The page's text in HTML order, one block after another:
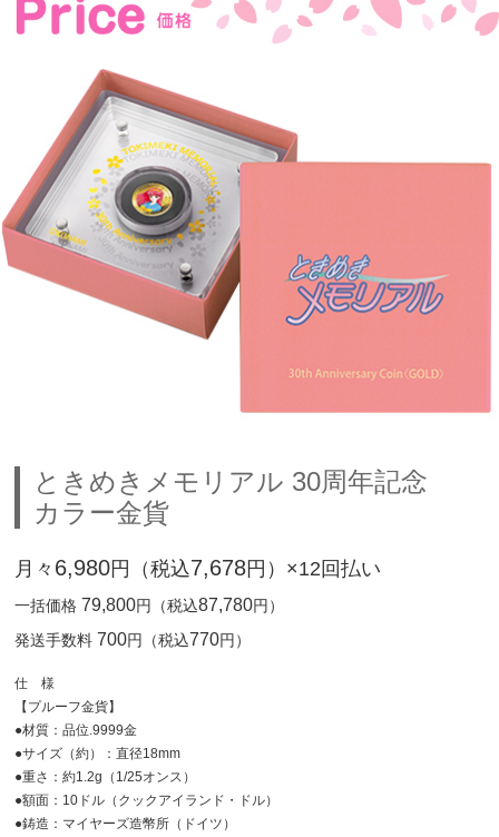
ときめきメモリアル 30周年記念
カラー金貨
月々 6,980円（税込7,678円）×12回払い
一括価格 79,800円（税込87,780円）
発送手数料 700円（税込770円）
仕 様
【プルーフ金貨】
●材質：品位.9999金
●サイズ（約）：直径18mm
●重さ：約1.2g（1/25オンス）
●額面：10ドル（クックアイランド・ドル）
●鋳造：マイヤーズ造幣所（ドイツ）